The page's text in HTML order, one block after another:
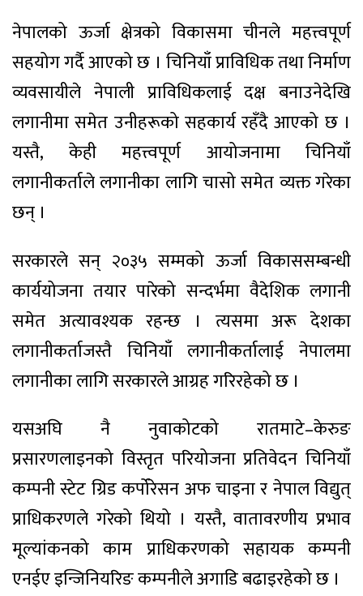
नेपालको ऊर्जा क्षेत्रको विकासमा चीनले महत्त्वपूर्ण
सहयोग गर्दै आएको छ । चिनियाँ प्राविधिक तथा निर्माण
व्यवसायीले नेपाली प्राविधिकलाई दक्ष बनाउनेदेखि
लगानीमा समेत उनीहरूको सहकार्य रहँदै आएको छ ।
यस्तै, केही महत्त्वपूर्ण आयोजनामा चिनियाँ
लगानीकर्ताले लगानीका लागि चासो समेत व्यक्त गरेका
छन् ।
सरकारले सन् २०३५ सम्मको ऊर्जा विकाससम्बन्धी
कार्ययोजना तयार पारेको सन्दर्भमा वैदेशिक लगानी
समेत अत्यावश्यक रहन्छ । त्यसमा अरू देशका
लगानीकर्ताजस्तै चिनियाँ लगानीकर्तालाई नेपालमा
लगानीका लागि सरकारले आग्रह गरिरहेको छ ।
यसअघि नै नुवाकोटको रातमाटे–केरुङ
प्रसारणलाइनको विस्तृत परियोजना प्रतिवेदन चिनियाँ
कम्पनी स्टेट ग्रिड कर्पोरेसन अफ चाइना र नेपाल विद्युत्
प्राधिकरणले गरेको थियो । यस्तै, वातावरणीय प्रभाव
मूल्यांकनको काम प्राधिकरणको सहायक कम्पनी
एनईए इन्जिनियरिङ कम्पनीले अगाडि बढाइरहेको छ ।